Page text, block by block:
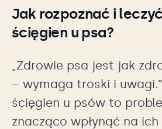
Jak rozpoznać i
ścięgien u psa?
„Zdrowie psa jest jak
– wymaga troski i
ścięgien u psów to
znacząco wpłynąć na